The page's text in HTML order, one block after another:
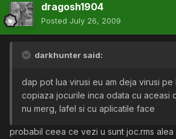
dragosh1904
Posted July 26, 2009
darkhunter said:
dap pot lua virusi eu am deja virusi pe
copiaza jocurile inca odata cu aceasi
nu merg, lafel si cu aplicatile face
probabil ceea ce vezi u sunt joc.rms alea